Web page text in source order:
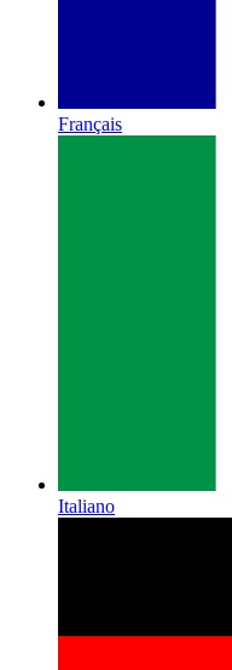
Français
Italiano